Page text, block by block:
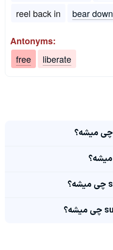
reel back in
bear down
Antonyms:
free
liberate